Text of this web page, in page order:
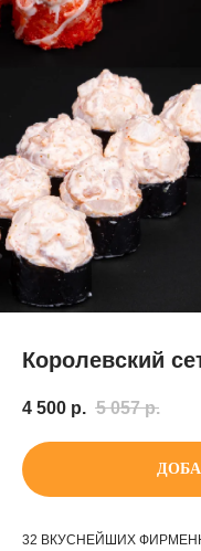
Королевский
4 500 р. 5 057 р.
32 ВКУСНЕЙШИХ